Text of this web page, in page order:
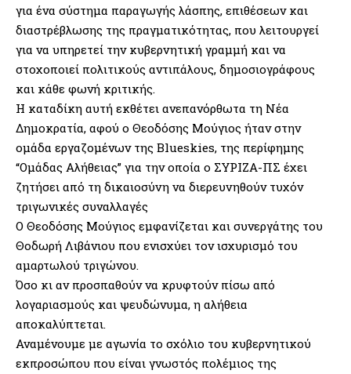
για ένα σύστημα παραγωγής λάσπης, επιθέσεων και
διαστρέβλωσης της πραγματικότητας, που λειτουργεί
για να υπηρετεί την κυβερνητική γραμμή και να
στοχοποιεί πολιτικούς αντιπάλους, δημοσιογράφους
και κάθε φωνή κριτικής.
Η καταδίκη αυτή εκθέτει ανεπανόρθωτα τη Νέα
Δημοκρατία, αφού ο Θεοδόσης Μούγιος ήταν στην
ομάδα εργαζομένων της Blueskies, της περίφημης
“Ομάδας Αλήθειας” για την οποία ο ΣΥΡΙΖΑ-ΠΣ έχει
ζητήσει από τη δικαιοσύνη να διερευνηθούν τυχόν
τριγωνικές συναλλαγές
Ο Θεοδόσης Μούγιος εμφανίζεται και συνεργάτης του
Θοδωρή Λιβάνιου που ενισχύει τον ισχυρισμό του
αμαρτωλού τριγώνου.
Όσο κι αν προσπαθούν να κρυφτούν πίσω από
λογαριασμούς και ψευδώνυμα, η αλήθεια
αποκαλύπτεται.
Αναμένουμε με αγωνία το σχόλιο του κυβερνητικού
εκπροσώπου που είναι γνωστός πολέμιος της